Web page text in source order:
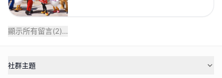
顯示所有留言(2)...
社群主題